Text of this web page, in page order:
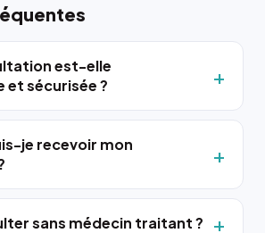
est-elle
et sécurisée ?
je recevoir mon
sans médecin traitant ?